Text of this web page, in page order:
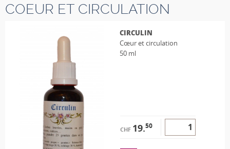
COEUR ET CIRCULATION
CIRCULIN
Cœur et circulation
50 ml
CHF 19.50